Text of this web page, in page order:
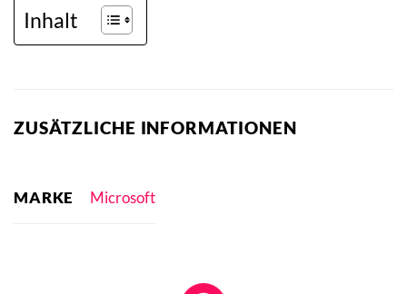
Inhalt
ZUSÄTZLICHE INFORMATIONEN
MARKE Microsoft